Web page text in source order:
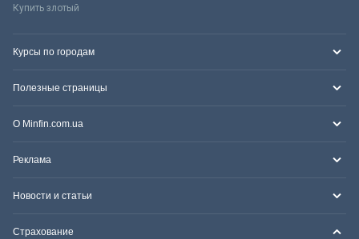
Купить злотый
Курсы по городам
Полезные страницы
О Minfin.com.ua
Реклама
Новости и статьи
Страхование